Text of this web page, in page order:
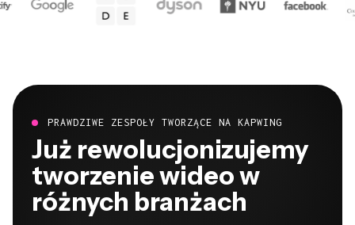
PRAWDZIWE ZESPOŁY TWORZĄCE NA KAPWING
Już rewolucjonizujemy
tworzenie wideo w
różnych branżach